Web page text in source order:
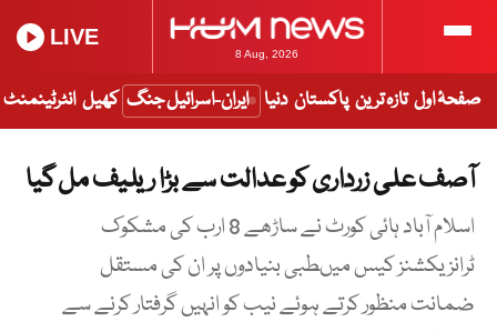
8 Aug, 2026
LIVE
صفحۂ اول تازہ ترین پاکستان دنیا ایران-اسرائیل جنگ کھیل انٹرٹینمنٹ
آصف علی زرداری کو عدالت سے بڑا ریلیف مل گیا
اسلام آباد ہائی کورٹ نے ساڑھے 8 ارب کی مشکوک
ٹرانزیکشنز کیس میںطبی بنیادوں پر ان کی مستقل
ضمانت منظور کرتے ہوئے نیب کو انہیں گرفتار کرنے سے